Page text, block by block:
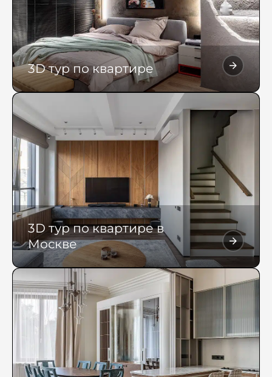
3D тур по квартире
3D тур по квартире в
Москве